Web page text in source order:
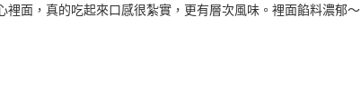
面，真的吃起來口感很紮實，更有層次風味。裡面餡料濃郁～